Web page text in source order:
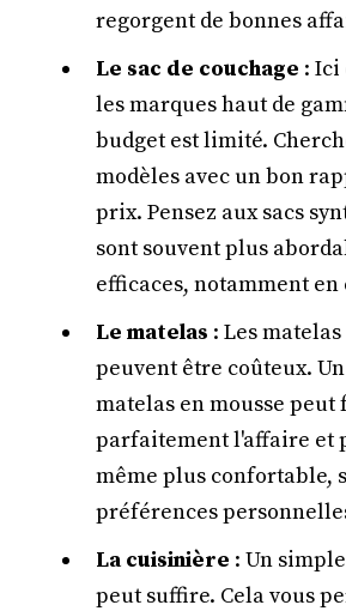
regorgent de bonnes
Le sac de couchage : Ici
les marques haut de
budget est limité.
modèles avec un bon
prix. Pensez aux sacs
sont souvent plus
efficaces, notamment en
Le matelas : Les
peuvent être coûteux.
matelas en mousse peut
parfaitement l'affaire et
même plus confortable,
préférences
La cuisinière : Un
peut suffire. Cela vous